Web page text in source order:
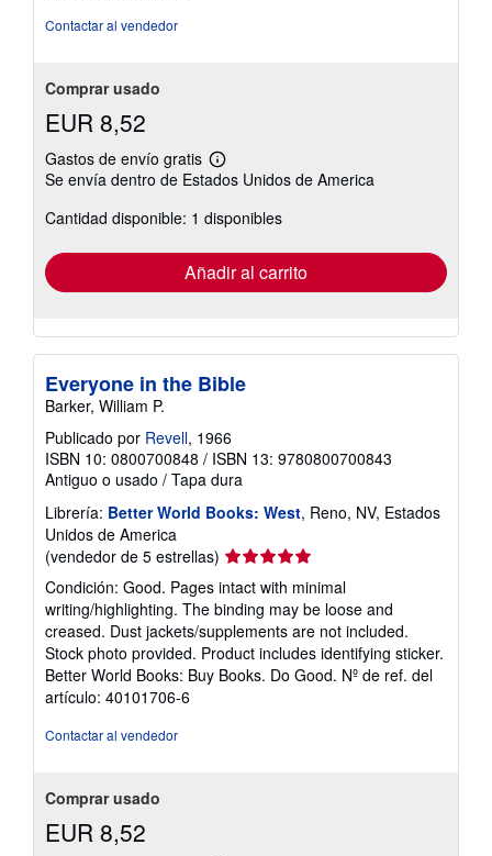
Contactar al vendedor
Comprar usado
EUR 8,52
Gastos de envío gratis
Más
información
las
tarifas
envío
Se envía dentro de Estados Unidos de America
Cantidad disponible: 1 disponibles
Añadir al carrito
Everyone in the Bible
Barker, William P.
Publicado por Revell, 1966
ISBN 10: 0800700848 / ISBN 13: 9780800700843
Antiguo o usado / Tapa dura
Librería: Better World Books: West, Reno, NV, Estados
Unidos de America
(vendedor de 5 estrellas) Calificación
del
vendedor:
5
de
5
estrellas
Condición: Good. Pages intact with minimal
writing/highlighting. The binding may be loose and
creased. Dust jackets/supplements are not included.
Stock photo provided. Product includes identifying sticker.
Better World Books: Buy Books. Do Good. Nº de ref. del
artículo: 40101706-6
Contactar al vendedor
Comprar usado
EUR 8,52